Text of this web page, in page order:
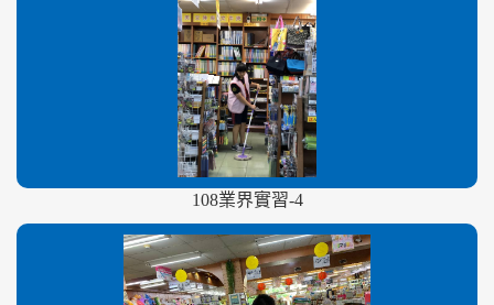
108業界實習-4